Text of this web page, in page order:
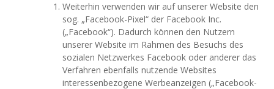
Weiterhin verwenden wir auf unserer Website den
sog. „Facebook-Pixel“ der Facebook Inc.
(„Facebook“). Dadurch können den Nutzern
unserer Website im Rahmen des Besuchs des
sozialen Netzwerkes Facebook oder anderer das
Verfahren ebenfalls nutzende Websites
interessenbezogene Werbeanzeigen („Facebook-